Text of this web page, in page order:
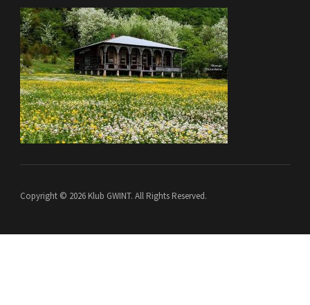
Copyright © 2026 Klub GWINT. All Rights Reserved.